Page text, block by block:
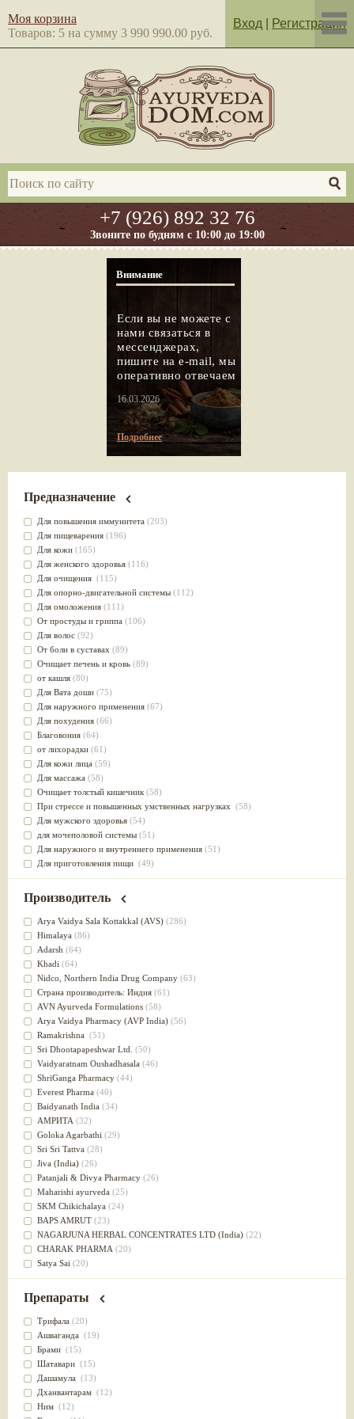
+7 (926) 892 32 76
Звоните по будням с 10:00 до 19:00
Моя корзина
Товаров: 5 на сумму 3 990 990.00 руб.
Вход Регистрация
Внимание
Если вы не можете с
нами связаться в
мессенджерах,
пишите на e-mail, мы
оперативно отвечаем
16.03.2026
Подробнее
Предназначение
Для повышения иммунитета (203)
Для пищеварения (196)
Для кожи (165)
Для женского здоровья (116)
Для очищения (115)
Для опорно-двигательной системы (112)
Для омоложения (111)
От простуды и гриппа (106)
Для волос (92)
От боли в суставах (89)
Очищает печень и кровь (89)
от кашля (80)
Для Вата доши (75)
Для наружного применения (67)
Для похудения (66)
Благовония (64)
от лихорадки (61)
Для кожи лица (59)
Для массажа (58)
Очищает толстый кишечник (58)
При стрессе и повышенных умственных нагрузках (58)
Для мужского здоровья (54)
для мочеполовой системы (51)
Для наружного и внутреннего применения (51)
Для приготовления пищи (49)
от инфекций мочеполовой системы(49)
для суставов
Лечит опухоли и отеки(46)
Для медитации
выводит токсины
Для здоровья печени
Для тела(39)
для очищения крови(38)
При диабете(38)
Антиоксидант(37)
Для Капха(Кафа) доши
От паразитов(37)
При расстройстве желудка (36)
Успокоительное(36)
Для глаз(34)
от геморроя(34)
Противовоспалительное
Для Питта доши(32)
Для сердца(32)
Для сосудов головного мозга
Для полости рта(32)
Дефицит железа(31)
Для лица(31)
Употребление в пищу
Ароматерапия(29)
Жаропонижающее(29)
для памяти(28)
для почек(28)
Слабительное (28)
Афродизиак(27)
Напитки(27)
Для йоги (27)
Для потенции(26)
Для душа(25)
для концентрации внимания
при нарушении эрекции
Производитель
Arya Vaidya Sala Kottakkal (AVS) (286)
Himalaya (86)
Adarsh (64)
Khadi (64)
Nidсo, Northern India Drug Company (63)
Страна производитель: Индия (61)
AVN Ayurveda Formulations (58)
Arya Vaidya Pharmacy (AVP India) (56)
Ramakrishna (51)
Sri Dhootapapeshwar Ltd. (50)
Vaidyaratnam Oushadhasala (46)
ShriGanga Pharmacy (44)
Everest Pharma (40)
Baidyanath India (34)
АМРИТА (32)
Goloka Agarbathi (29)
Sri Sri Tattva (28)
Jiva (India) (26)
Patanjali & Divya Pharmacy (26)
Maharishi ayurveda (25)
SKM Chikichalaya (24)
BAPS AMRUT (23)
NAGARJUNA HERBAL CONCENTRATES LTD (India) (22)
CHARAK PHARMA (20)
Satya Sai (20)
Vyas(20)
Kerala Ayurveda
(19)
Organic India pvt ltd
Lalita(16)
Ashtang Herbals
Alarsin(14)
Vasu Health care
Baraka(13)
Dabur India Ltd
Препараты
Трифала (20)
Ашваганда (19)
Брами (15)
Шатавари (15)
Дашамула (13)
Дханвантарам (12)
Ним (12)